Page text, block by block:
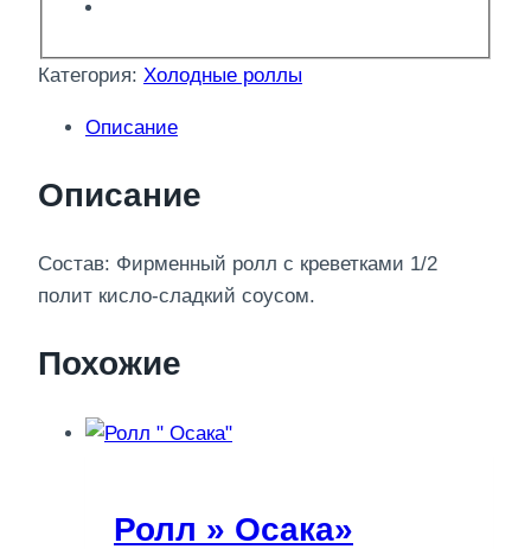
Категория: Холодные роллы
Описание
Описание
Состав: Фирменный ролл с креветками 1/2
полит кисло-сладкий соусом.
Похожие
Ролл » Осака»